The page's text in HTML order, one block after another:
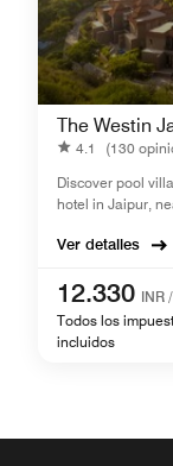
The Westin
4.1 (130
Discover pool
hotel in Jaipur,
Ver detalles
12.330 INR
Todos los
incluidos